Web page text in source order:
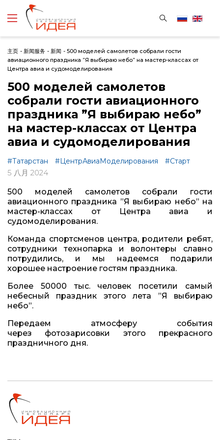
主页 - 新闻服务 - 新闻 - 500 моделей самолетов собрали гости
авиационного праздника ”Я выбираю небо” на мастер-классах от
Центра авиа и судомоделирования
500 моделей самолетов
собрали гости авиационного
праздника ”Я выбираю небо”
на мастер-классах от Центра
авиа и судомоделирования
#Татарстан #ЦентрАвиаМоделирования #Старт
5 八月 2024
500 моделей самолетов собрали гости
авиационного праздника ”Я выбираю небо” на
мастер-классах от Центра авиа и
судомоделирования.
Команда спортсменов центра, родители ребят,
сотрудники технопарка и волонтеры славно
потрудились, и мы надеемся подарили
хорошее настроение гостям праздника.
Более 50000 тыс. человек посетили самый
небесный праздник этого лета ”Я выбираю
небо”.
Передаем атмосферу события
через фотозарисовки этого прекрасного
праздничного дня.